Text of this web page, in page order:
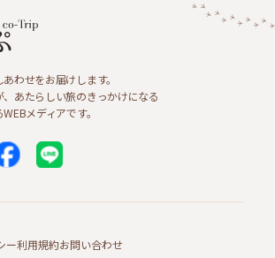
わせをお届けします。
あたらしい旅のきっかけになる
メディアです。
ー利用規約お問い合わせ